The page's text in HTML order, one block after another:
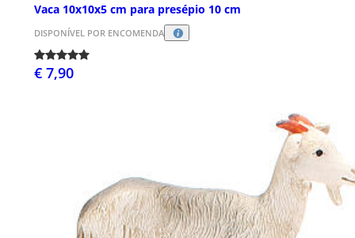
Vaca 10x10x5 cm para presépio 10 cm
DISPONÍVEL POR ENCOMENDA
€ 7,90